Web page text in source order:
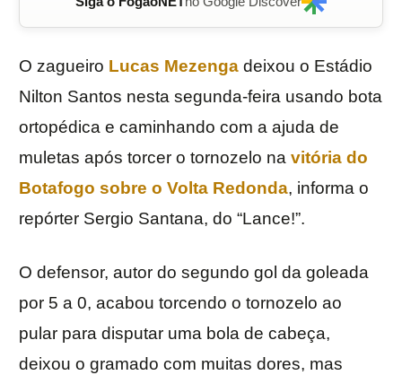
O zagueiro Lucas Mezenga deixou o Estádio
Nilton Santos nesta segunda-feira usando bota
ortopédica e caminhando com a ajuda de
muletas após torcer o tornozelo na vitória do
Botafogo sobre o Volta Redonda, informa o
repórter Sergio Santana, do “Lance!”.
O defensor, autor do segundo gol da goleada
por 5 a 0, acabou torcendo o tornozelo ao
pular para disputar uma bola de cabeça,
deixou o gramado com muitas dores, mas